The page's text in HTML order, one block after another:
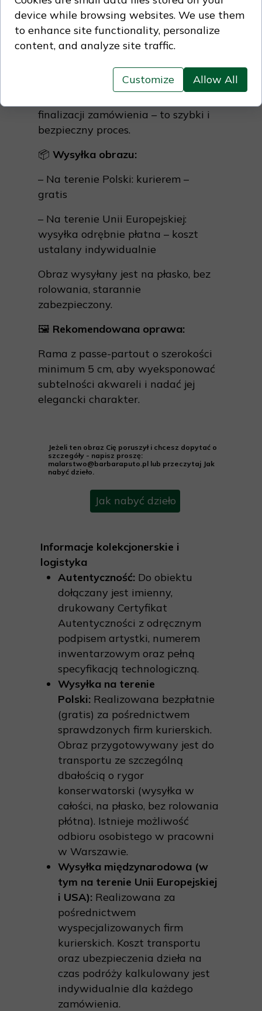
Jak nabyć dzieło
Informacje kolekcjonerskie i
logistyka
Autentyczność: Do obiektu
dołączany jest imienny,
drukowany Certyfikat
Autentyczności z odręcznym
podpisem artystki, numerem
inwentarzowym oraz pełną
specyfikacją technologiczną.
Wysyłka na terenie
Polski: Realizowana bezpłatnie
(gratis) za pośrednictwem
sprawdzonych firm kurierskich.
Obraz przygotowywany jest do
transportu ze szczególną
dbałością o rygor
konserwatorski (wysyłka w
całości, na płasko, bez rolowania
płótna). Istnieje możliwość
odbioru osobistego w pracowni
w Warszawie.
Wysyłka międzynarodowa (w
tym na terenie Unii Europejskiej
i USA): Realizowana za
pośrednictwem
wyspecjalizowanych firm
kurierskich. Koszt transportu
oraz ubezpieczenia dzieła na
czas podróży kalkulowany jest
indywidualnie dla każdego
zamówienia.
Jeżeli ten obraz Cię poruszył i chcesz dopytać o
szczegóły - napisz proszę:
malarstwo@barbaraputo.pl lub przeczytaj Jak
nabyć dzieło.
Dla osób, które cenią kontakt z
naturą, spokój i głębszy sens
codzienności.To prezent z duszą –
dla kogoś, kto słucha świata ciszej.
Jak kupić obraz
finalizacji zamówienia – to szybki i
bezpieczny proces.
📦 Wysyłka obrazu:
– Na terenie Polski: kurierem –
gratis
– Na terenie Unii Europejskiej:
wysyłka odrębnie płatna – koszt
ustalany indywidualnie
Obraz wysyłany jest na płasko, bez
rolowania, starannie
zabezpieczony.
🖼 Rekomendowana oprawa:
Rama z passe-partout o szerokości
minimum 5 cm, aby wyeksponować
subtelności akwareli i nadać jej
elegancki charakter.
device while browsing websites. We use them
to enhance site functionality, personalize
content, and analyze site traffic.
Customize Allow All